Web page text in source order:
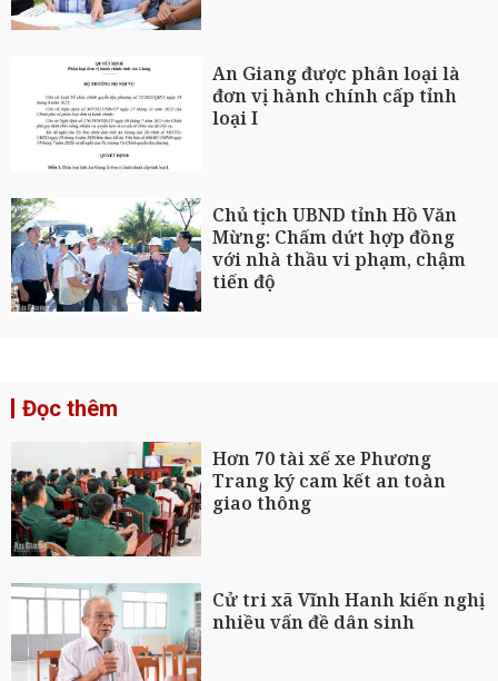
An Giang được phân loại là
đơn vị hành chính cấp tỉnh
loại I
Chủ tịch UBND tỉnh Hồ Văn
Mừng: Chấm dứt hợp đồng
với nhà thầu vi phạm, chậm
tiến độ
Đọc thêm
Hơn 70 tài xế xe Phương
Trang ký cam kết an toàn
giao thông
Cử tri xã Vĩnh Hanh kiến nghị
nhiều vấn đề dân sinh